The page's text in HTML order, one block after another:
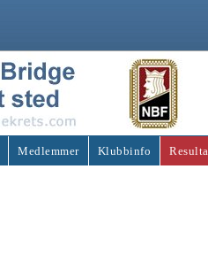
Medlemmer Klubbinfo